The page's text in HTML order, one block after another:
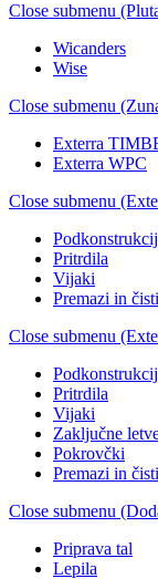
Close submenu
Wicanders
Wise
Close submenu
Exterra
Exterra WPC
Close submenu
Pritrdila
Vijaki
Premazi in
Close submenu
Pritrdila
Vijaki
Zaključne
Pokrovčki
Premazi in
Close submenu
Priprava tal
Lepila